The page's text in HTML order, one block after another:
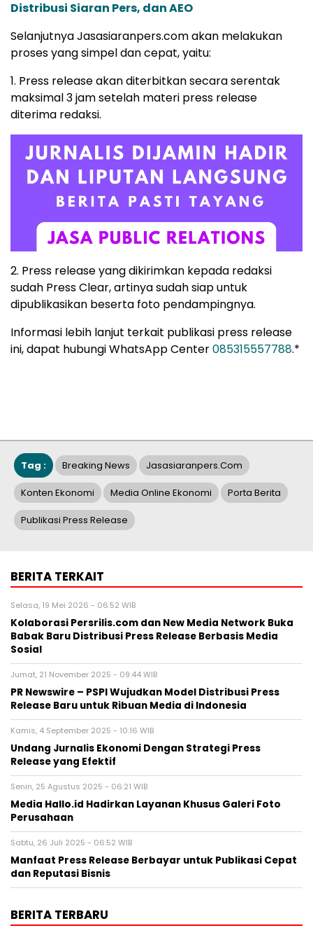
Distribusi Siaran Pers, dan AEO
Selanjutnya Jasasiaranpers.com akan melakukan
proses yang simpel dan cepat, yaitu:
1. Press release akan diterbitkan secara serentak
maksimal 3 jam setelah materi press release
diterima redaksi.
2. Press release yang dikirimkan kepada redaksi
sudah Press Clear, artinya sudah siap untuk
dipublikasikan beserta foto pendampingnya.
Informasi lebih lanjut terkait publikasi press release
ini, dapat hubungi WhatsApp Center085315557788.*
Tag : Breaking News Jasasiaranpers.com
Konten Ekonomi Media Online Ekonomi Porta Berita
Publikasi Press Release
BERITA TERKAIT
Selasa, 19 Mei 2026 - 06:52 WIB
Kolaborasi Persrilis.com dan New Media Network Buka
Babak Baru Distribusi Press Release Berbasis Media
Sosial
Jumat, 21 November 2025 - 09:44 WIB
PR Newswire – PSPI Wujudkan Model Distribusi Press
Release Baru untuk Ribuan Media di Indonesia
Kamis, 4 September 2025 - 10:16 WIB
Undang Jurnalis Ekonomi Dengan Strategi Press
Release yang Efektif
Senin, 25 Agustus 2025 - 06:21 WIB
Media Hallo.id Hadirkan Layanan Khusus Galeri Foto
Perusahaan
Sabtu, 26 Juli 2025 - 06:52 WIB
Manfaat Press Release Berbayar untuk Publikasi Cepat
dan Reputasi Bisnis
BERITA TERBARU